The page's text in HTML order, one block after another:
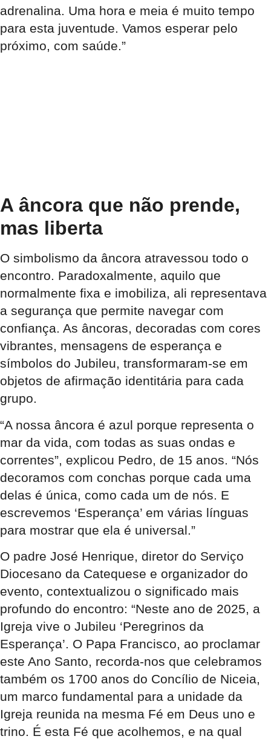
adrenalina. Uma hora e meia é muito tempo
para esta juventude. Vamos esperar pelo
próximo, com saúde.”
A âncora que não prende,
mas liberta
O simbolismo da âncora atravessou todo o
encontro. Paradoxalmente, aquilo que
normalmente fixa e imobiliza, ali representava
a segurança que permite navegar com
confiança. As âncoras, decoradas com cores
vibrantes, mensagens de esperança e
símbolos do Jubileu, transformaram-se em
objetos de afirmação identitária para cada
grupo.
“A nossa âncora é azul porque representa o
mar da vida, com todas as suas ondas e
correntes”, explicou Pedro, de 15 anos. “Nós
decoramos com conchas porque cada uma
delas é única, como cada um de nós. E
escrevemos ‘Esperança’ em várias línguas
para mostrar que ela é universal.”
O padre José Henrique, diretor do Serviço
Diocesano da Catequese e organizador do
evento, contextualizou o significado mais
profundo do encontro: “Neste ano de 2025, a
Igreja vive o Jubileu ‘Peregrinos da
Esperança’. O Papa Francisco, ao proclamar
este Ano Santo, recorda-nos que celebramos
também os 1700 anos do Concílio de Niceia,
um marco fundamental para a unidade da
Igreja reunida na mesma Fé em Deus uno e
trino. É esta Fé que acolhemos, e na qual